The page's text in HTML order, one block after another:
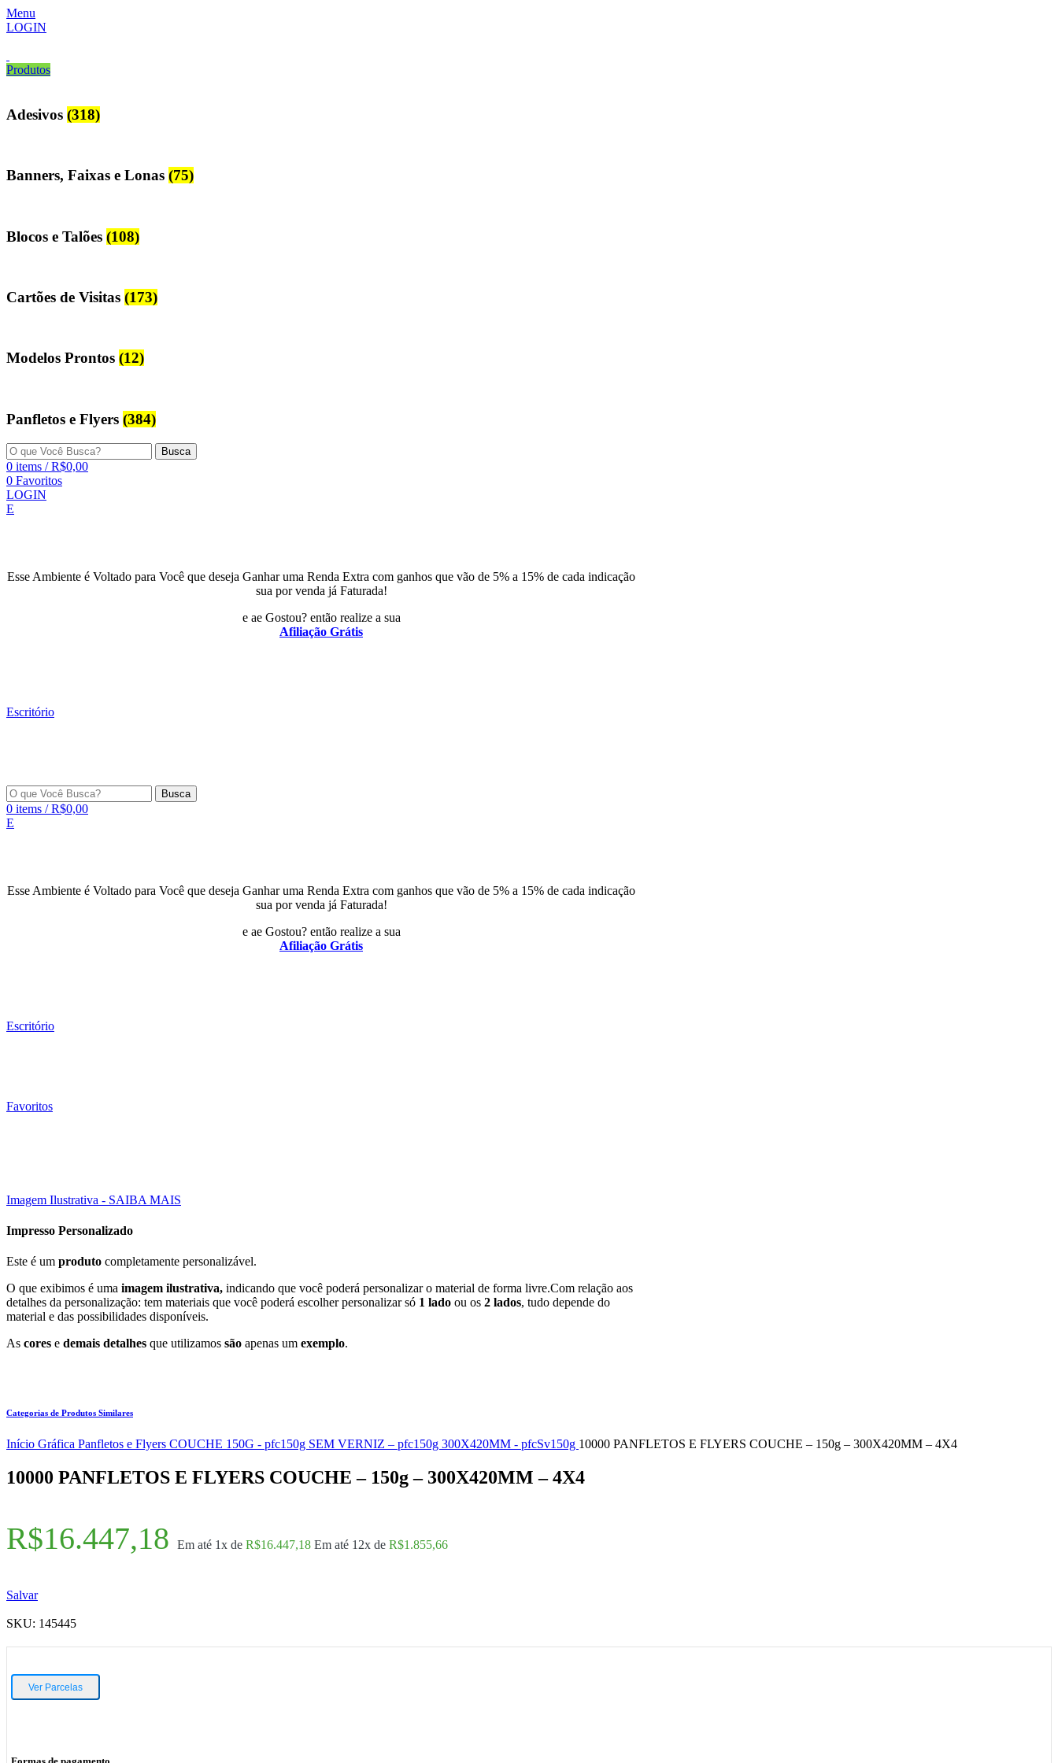
Menu
LOGIN
Produtos
Adesivos (318)
Banners, Faixas e Lonas (75)
Blocos e Talões (108)
Cartões de Visitas (173)
Modelos Prontos (12)
Panfletos e Flyers (384)
Busca
0 items / R$0,00
0 Favoritos
LOGIN
E
Esse Ambiente é Voltado para Você que deseja Ganhar uma Renda Extra com ganhos que vão de 5% a 15% de cada indicação
sua por venda já Faturada!
e ae Gostou? então realize a sua
Afiliação Grátis
Escritório
Busca
0 items / R$0,00
E
Esse Ambiente é Voltado para Você que deseja Ganhar uma Renda Extra com ganhos que vão de 5% a 15% de cada indicação
sua por venda já Faturada!
e ae Gostou? então realize a sua
Afiliação Grátis
Escritório
Favoritos
10000 Un
Imagem Ilustrativa - SAIBA MAIS
Impresso Personalizado
Este é um produto completamente personalizável.
O que exibimos é uma imagem ilustrativa, indicando que você poderá personalizar o material de forma livre.Com relação aos
detalhes da personalização: tem materiais que você poderá escolher personalizar só 1 lado ou os 2 lados, tudo depende do
material e das possibilidades disponíveis.
As cores e demais detalhes que utilizamos são apenas um exemplo.
Categorias de Produtos Similares
Início Gráfica Panfletos e Flyers COUCHE 150G - pfc150g SEM VERNIZ – pfc150g 300X420MM - pfcSv150g 10000 PANFLETOS E FLYERS COUCHE – 150g – 300X420MM – 4X4
10000 PANFLETOS E FLYERS COUCHE – 150g – 300X420MM – 4X4
R$16.447,18 Em até 1x de R$16.447,18 Em até 12x de R$1.855,66
Salvar
SKU: 145445
Ver Parcelas